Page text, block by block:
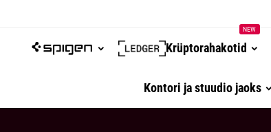
Krüptorahakotid
NEW
Kontori ja stuudio jaoks